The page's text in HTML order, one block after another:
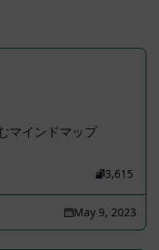
マインドマップ
3,615
May 9, 2023